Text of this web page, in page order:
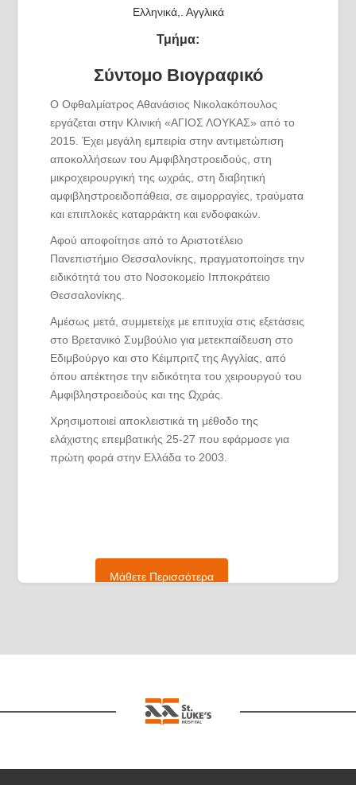
Ελληνικά,. Αγγλικά
Τμήμα:
Σύντομο Βιογραφικό
Ο Οφθαλμίατρος Αθανάσιος Νικολακόπουλος
εργάζεται στην Κλινική «ΑΓΙΟΣ ΛΟΥΚΑΣ» από το
2015. Έχει μεγάλη εμπειρία στην αντιμετώπιση
αποκολλήσεων του Αμφιβληστροειδούς, στη
μικροχειρουργική της ωχράς, στη διαβητική
αμφιβληστροειδοπάθεια, σε αιμορραγίες, τραύματα
και επιπλοκές καταρράκτη και ενδοφακών.
Αφού αποφοίτησε από το Αριστοτέλειο
Πανεπιστήμιο Θεσσαλονίκης, πραγματοποίησε την
ειδικότητά του στο Νοσοκομείο Ιπποκράτειο
Θεσσαλονίκης.
Αμέσως μετά, συμμετείχε με επιτυχία στις εξετάσεις
στο Βρετανικό Συμβούλιο για μετεκπαίδευση στο
Εδιμβούργο και στο Κέιμπριτζ της Αγγλίας, από
όπου απέκτησε την ειδικότητα του χειρουργού του
Αμφιβληστροειδούς και της Ωχράς.
Χρησιμοποιεί αποκλειστικά τη μέθοδο της
ελάχιστης επεμβατικής 25-27 που εφάρμοσε για
πρώτη φορά στην Ελλάδα το 2003.
στιγμής περισσότερων από 200 οφθαλμιάτρους
από 37 χώρες στη σχολή στη Θεσσαλονίκη
ενδιαφερόμενοι στο GOOGLE.
Μάθετε Περισσότερα